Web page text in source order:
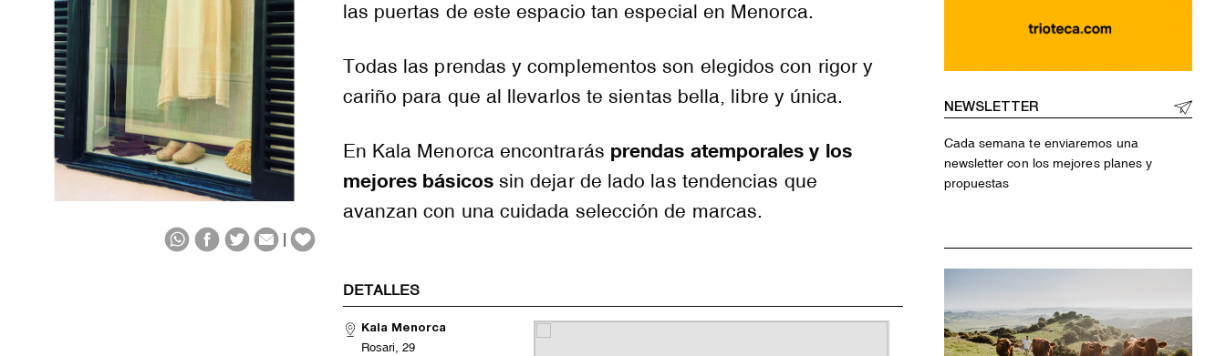
|
las puertas de este espacio tan especial en Menorca.
Todas las prendas y complementos son elegidos con rigor y
cariño para que al llevarlos te sientas bella, libre y única.
En Kala Menorca encontrarás prendas atemporales y los
mejores básicossin dejar de lado las tendencias que
avanzan con una cuidada selección de marcas.
DETALLES
Kala Menorca
Rosari, 29
NEWSLETTER
Cada semana te enviaremos una
newsletter con los mejores planes y
propuestas